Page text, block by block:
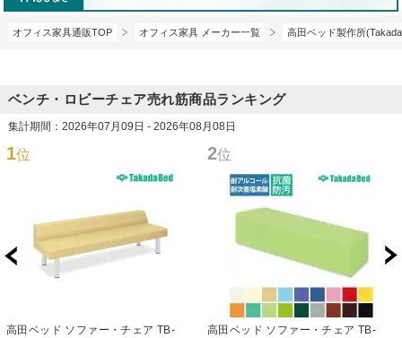
オフィス家具通販TOP オフィス家具 メーカー一覧 高田ベッド製作所
ベンチ・ロビーチェア売れ筋商品ランキング
集計期間：2026年07月09日 - 2026年08月08日
1位
高田ベッド ソファー・チェア TB-
2位
高田ベッド ソファー・チェア TB-